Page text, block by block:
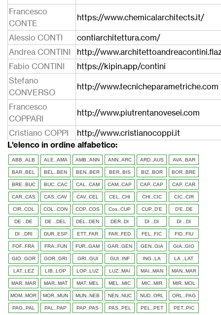
Francesco
CONTE
https://www.chemicalarchitects.it/
Alessio CONTI
contiarchitettura.com/
Andrea CONTINI
http://
Fabio CONTINI
https://kipin.app/contini
Stefano
CONVERSO
http://www.tecnicheparametriche.com
Francesco
COPPARI
http://www.piutrentanovesei.com
Cristiano COPPI
http://www.cristianocoppi.it
L'elenco in ordine alfabetico:
ABB..ALB ALE..AMA AMB..ANN ANN..ARC ARD..AUS AVA..BAR
BAR..BEL BEL..BEN BEN..BER BER..BIS BIZ..BOR BOR..BRE
BRE..BUC BUC..CAC CAL..CAM CAM..CAP CAP..CAP CAP..CAR
CAR..CAS CAS..CAV CAV..CEL CEL..CHI CHI..CIC CIC..CIR
CIR..COL COL..CON COP..COS Cos..CUP CUP..D'E D'E..DE
DE ..DE DE ..DEL DEL..DEN DER..DI DI ..DI DI ..DI
DI ..DRI DUR..ESP ETT..FAR FAR..FED FEL..FIC FID..FIU
FOF..FRA FRA..FUN FUR..GAM GAR..GEN GEN..GIA GIA..GIO
GIO..GOR GOR..GRI GRI..GUI GUI..INF ING..LA LA ..LAT
LAT..LEZ LIB..LOP LOP..LUZ LUZ..MAI MAI..MAN MAN..MAR
MAR..MAR MAR..MAT MAT..MEL MEL..MIC MIC..MIR MIR..MOL
MOM..MOR MOR..MUN MUN..NEB NEN..NUC NUD..ORL ORL..PAG
PAG..PAL PAL..PAP PAP..PAS PAS..PEL PEL..PET PET..PIC